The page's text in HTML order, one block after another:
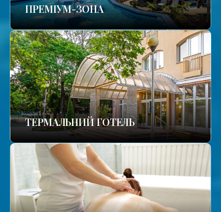
ПРЕМІУМ-ЗОНА
ТЕРМАЛЬНИЙ ГОТЕЛЬ